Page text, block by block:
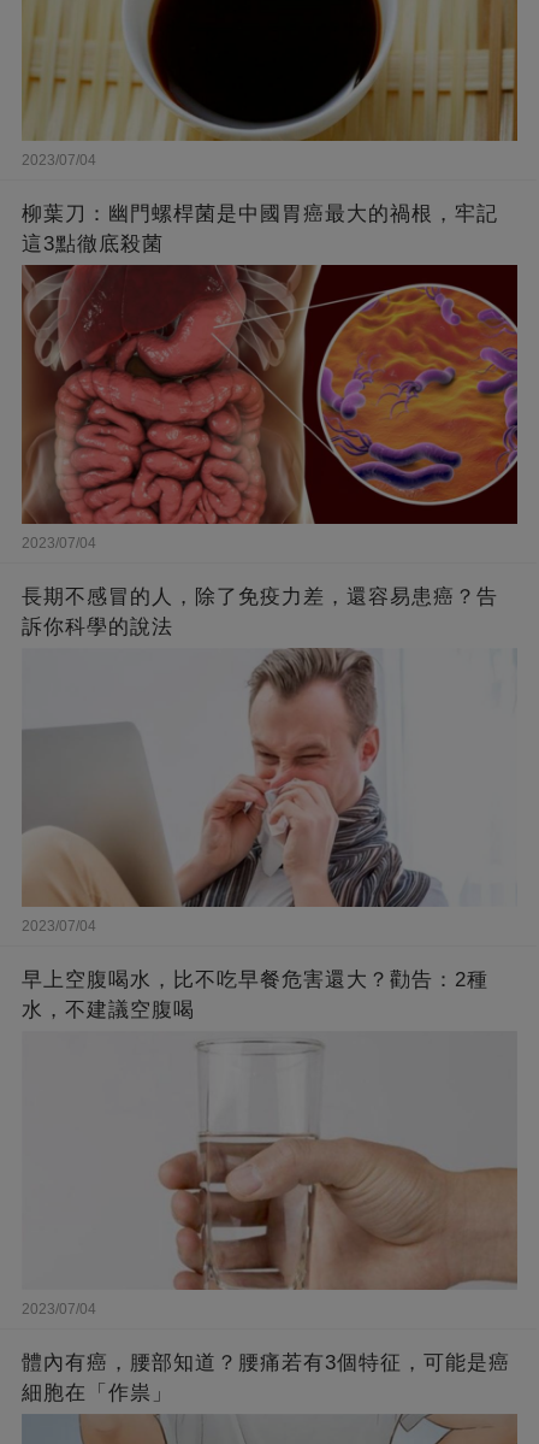
2023/07/04
柳葉刀：幽門螺桿菌是中國胃癌最大的禍根，牢記
這3點徹底殺菌
2023/07/04
長期不感冒的人，除了免疫力差，還容易患癌？告
訴你科學的說法
2023/07/04
早上空腹喝水，比不吃早餐危害還大？勸告：2種
水，不建議空腹喝
2023/07/04
體內有癌，腰部知道？腰痛若有3個特征，可能是癌
細胞在「作祟」